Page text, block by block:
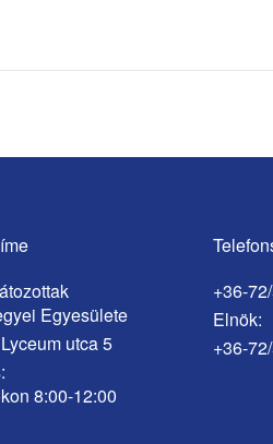
Egyesülete
utca 5
8:00-12:00
+36-
Elnök:
+36-